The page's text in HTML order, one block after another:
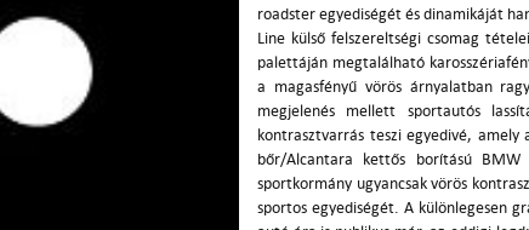
roadster egyediségét és dinamikáját
Line külső felszereltségi csomag
palettáján megtalálható
a magasfényű vörös árnyalatban
megjelenés mellett sportautós
kontrasztvarrás teszi egyedivé,
bőr/Alcantara kettős borítású
sportkormány ugyancsak vörös
sportos egyediségét. A különlegesen